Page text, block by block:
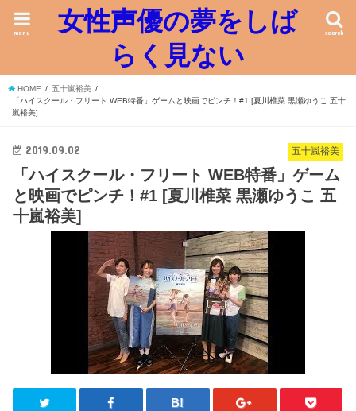
女性声優の夢をしば
らく見ない
search
menu
HOME
五十嵐裕美
「ハイスクール・フリート WEB特番」ゲームと映画でピンチ！#1 [夏川椎菜 黒瀬ゆうこ 五十
嵐裕美]
五十嵐裕美
2019.09.02
「ハイスクール・フリート WEB特番」ゲーム
と映画でピンチ！#1 [夏川椎菜 黒瀬ゆうこ 五
十嵐裕美]